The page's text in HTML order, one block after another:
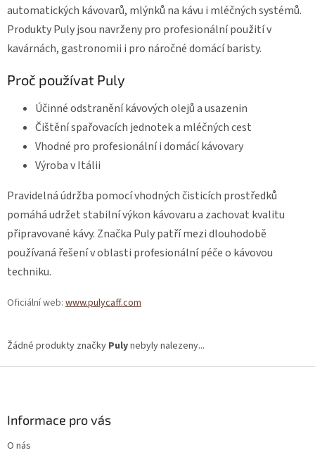
automatických kávovarů, mlýnků na kávu i mléčných systémů.
Produkty Puly jsou navrženy pro profesionální použití v
kavárnách, gastronomii i pro náročné domácí baristy.
Proč používat Puly
Účinné odstranění kávových olejů a usazenin
Čištění spařovacích jednotek a mléčných cest
Vhodné pro profesionální i domácí kávovary
Výroba v Itálii
Pravidelná údržba pomocí vhodných čisticích prostředků
pomáhá udržet stabilní výkon kávovaru a zachovat kvalitu
připravované kávy. Značka Puly patří mezi dlouhodobě
používaná řešení v oblasti profesionální péče o kávovou
techniku.
Oficiální web: www.pulycaff.com
Žádné produkty značky Pulynebyly nalezeny...
Informace pro vás
O nás